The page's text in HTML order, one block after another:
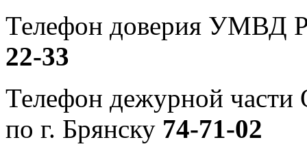
Телефон доверия УМВД
22-33
Телефон дежурной
по г. Брянску 74-71-02